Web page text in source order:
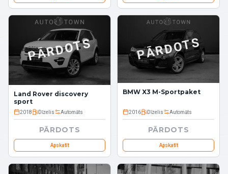
PĀRDOTS
Land Rover discovery
sport
2018 Dīzelis Automāts
PĀRDOTS
Apskatīt
PĀRDOTS
BMW X3 M-Sportpaket
2016 Dīzelis Automāts
PĀRDOTS
Apskatīt